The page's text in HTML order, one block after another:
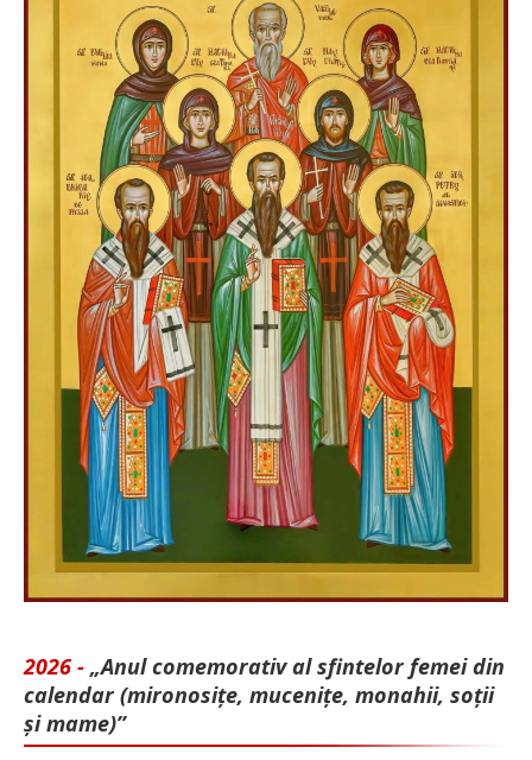
2026 - „Anul comemorativ al sfintelor femei din
calendar (mironosițe, mu­cenițe, monahii, soții
și mame)”